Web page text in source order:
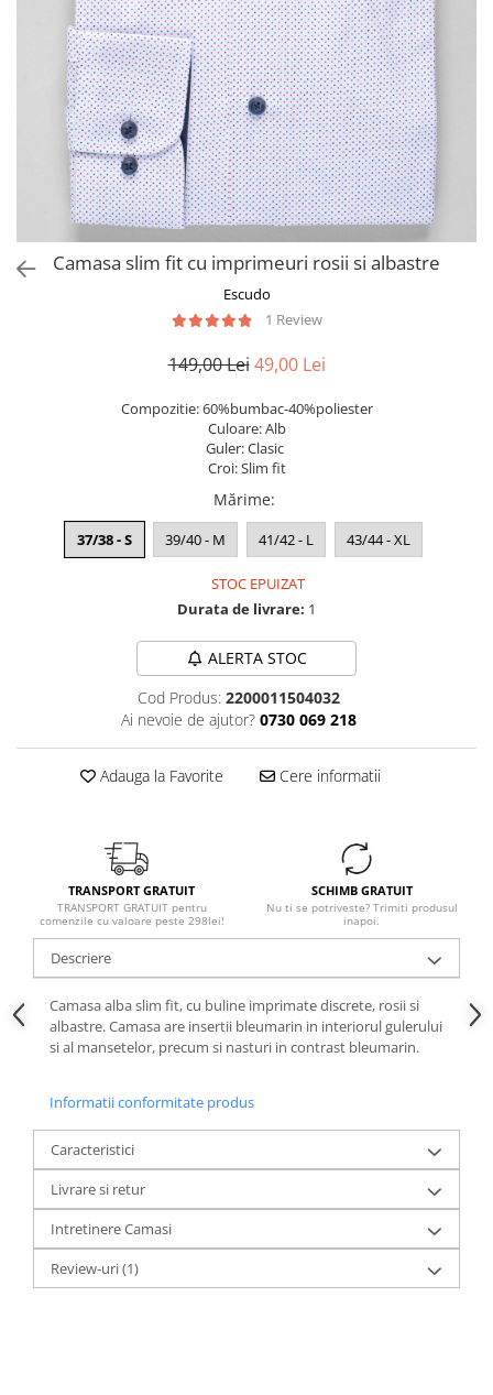
Camasa slim fit cu imprimeuri rosii si albastre
Escudo
1 Review
149,00 Lei 49,00 Lei
Compozitie: 60%bumbac-40%poliester
Culoare: Alb
Guler: Clasic
Croi: Slim fit
Mărime:
37/38 - S 39/40 - M 41/42 - L 43/44 - XL
STOC EPUIZAT
Durata de livrare: 1
ALERTA STOC
Cod Produs: 2200011504032
Ai nevoie de ajutor? 0730 069 218
Adauga la Favorite Cere informatii
TRANSPORT GRATUIT
TRANSPORT GRATUIT pentru
comenzile cu valoare peste 298lei!
SCHIMB GRATUIT
Nu ti se potriveste? Trimiti produsul
inapoi.
Descriere
Camasa alba slim fit, cu buline imprimate discrete, rosii si
albastre. Camasa are insertii bleumarin in interiorul gulerului
si al mansetelor, precum si nasturi in contrast bleumarin.
Informatii conformitate produs
Caracteristici
Livrare si retur
Intretinere Camasi
Review-uri(1)